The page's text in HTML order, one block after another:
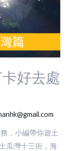
好去處
，小編帶你遊土
瓜灣十三街，海